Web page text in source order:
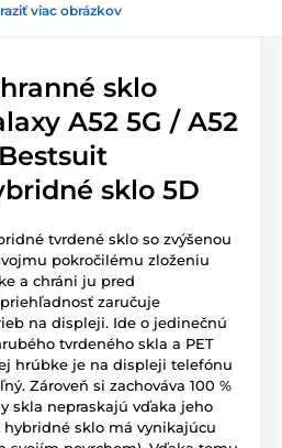
viac obrázkov
sklo
A52 5G / A52
sklo 5D
tvrdené sklo so zvýšenou
pokročilému zloženiu
a chráni ju pred
zaručuje
na displeji. Ide o jedinečnú
tvrdeného skla a PET
hrúbke je na displeji telefónu
Zároveň si zachováva 100 %
skla nepraskajú vďaka jeho
hybridné sklo má vynikajúcu